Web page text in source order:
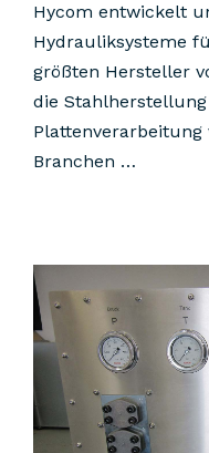
Hycom entwickelt
Hydrauliksysteme
größten Hersteller
die
Plattenverarbeitung
Branchen …